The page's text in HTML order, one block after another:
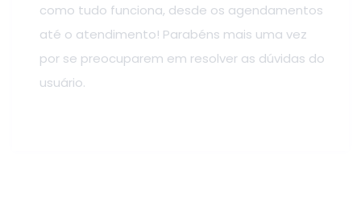
como tudo funciona, desde os agendamentos
até o atendimento! Parabéns mais uma vez
por se preocuparem em resolver as dúvidas do
usuário.